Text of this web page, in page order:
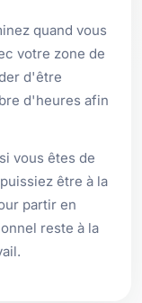
quand vous
votre zone de
d'être
d'heures afin
vous êtes de
être à la
partir en
reste à la